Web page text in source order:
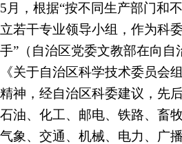
5月，根据“按不同生产部门和
立若干专业领导小组，作为科
手”（自治区党委文教部在向自
《关于自治区科学技术委员会
精神，经自治区科委建议，先
石油、化工、邮电、铁路、畜
气象、交通、机械、电力、广